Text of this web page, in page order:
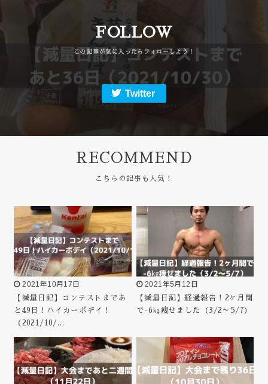
FOLLOW
Twitter
RECOMMEND
2021年10月17日
【減量日記】コンテストまであ
と49日！ハイカーボデイ！
（2021/10/…
2021年5月12日
【減量日記】経過報告！2ヶ月間
で-6㎏痩せました（3/2～5/7）